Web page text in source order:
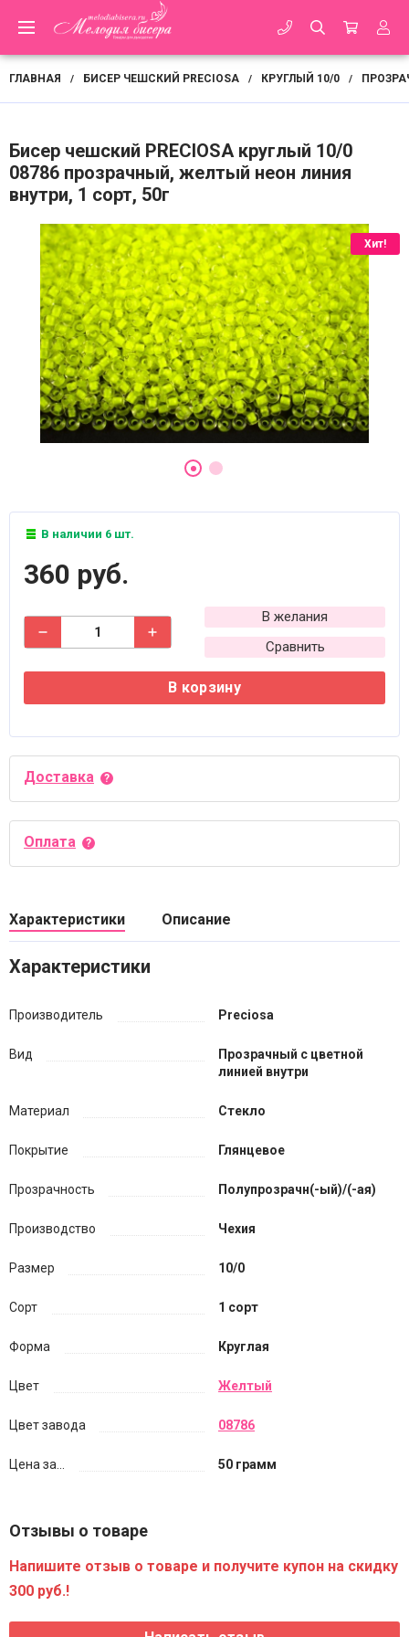
ГЛАВНАЯ / БИСЕР ЧЕШСКИЙ PRECIOSA / КРУГЛЫЙ 10/0 /
Бисер чешский PRECIOSA круглый 10/0
08786 прозрачный, желтый неон линия
внутри, 1 сорт, 50г
Хит!
В наличии 6 шт.
360 руб.
В желания
Сравнить
В корзину
Доставка
Оплата
Характеристики Описание
Характеристики
Производитель Preciosa
Вид
Прозрачный с цветной
линией внутри
Материал Стекло
Покрытие Глянцевое
Прозрачность Полупрозрачн(-ый)/(-ая)
Производство Чехия
Размер 10/0
Сорт 1 сорт
Форма Круглая
Цвет Желтый
Цвет завода 08786
Цена за... 50 грамм
Отзывы о товаре
Напишите отзыв о товаре и получите купон на скидку
300 руб.!